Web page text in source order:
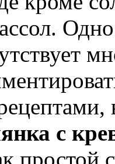
с
простой